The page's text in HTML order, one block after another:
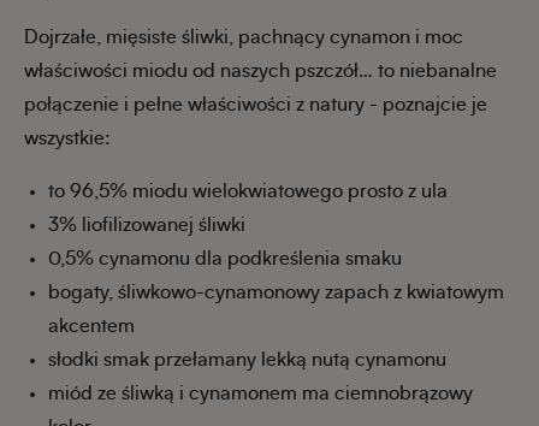
Dojrzałe, mięsiste śliwki, pachnący cynamon i moc
właściwości miodu od naszych pszczół… to niebanalne
połączenie i pełne właściwości z natury - poznajcie je
wszystkie:
to 96,5% miodu wielokwiatowego prosto z ula
3% liofilizowanej śliwki
0,5% cynamonu dla podkreślenia smaku
bogaty, śliwkowo-cynamonowy zapach z kwiatowym
akcentem
słodki smak przełamany lekką nutą cynamonu
miód ze śliwką i cynamonem ma ciemnobrązowy